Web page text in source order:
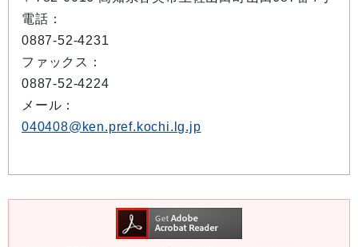
電話：
0887-52-4231
ファックス：
0887-52-4224
メール：
040408@ken.pref.kochi.lg.jp